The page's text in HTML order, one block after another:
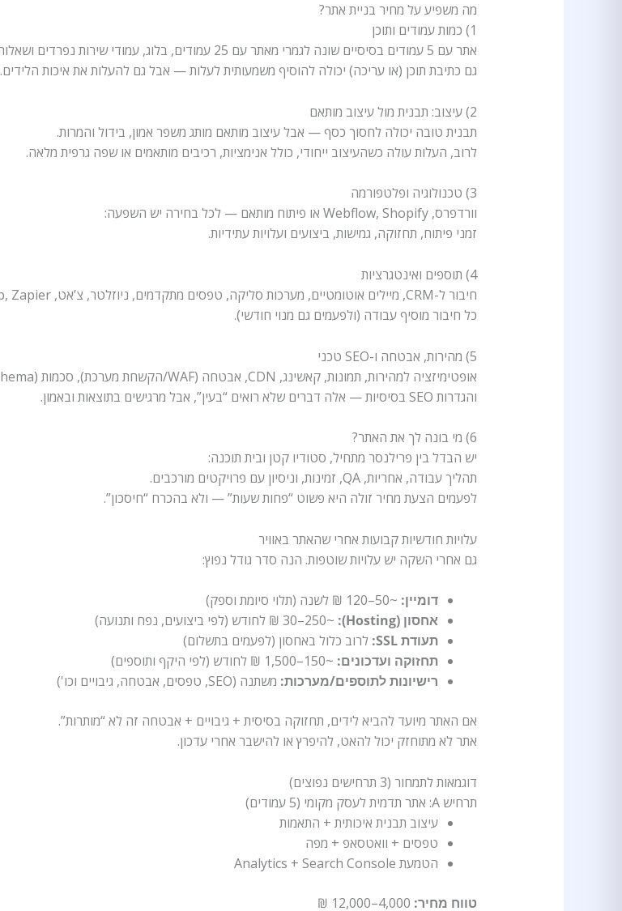
מה משפיע על מחיר בניית אתר?
1) כמות עמודים ותוכן
אתר עם 5 עמודים בסיסיים שונה לגמרי מאתר עם 25 עמודים, בלוג, עמודי שירות נפרדים ושאלות נפוצות.
גם כתיבת תוכן (או עריכה) יכולה להוסיף משמעותית לעלות — אבל גם להעלות את איכות הלידים.
2) עיצוב: תבנית מול עיצוב מותאם
תבנית טובה יכולה לחסוך כסף — אבל עיצוב מותאם מותג משפר אמון, בידול והמרות.
לרוב, העלות עולה כשהעיצוב ייחודי, כולל אנימציות, רכיבים מותאמים או שפה גרפית מלאה.
3) טכנולוגיה ופלטפורמה
וורדפרס, Webflow, Shopify או פיתוח מותאם — לכל בחירה יש השפעה:
זמני פיתוח, תחזוקה, גמישות, ביצועים ועלויות עתידיות.
4) תוספים ואינטגרציות
חיבור ל-CRM, מיילים אוטומטיים, מערכות סליקה, טפסים מתקדמים, ניוזלטר, צ’אט, WhatsApp, Zapier ועוד —
כל חיבור מוסיף עבודה (ולפעמים גם מנוי חודשי).
5) מהירות, אבטחה ו-SEO טכני
אופטימיזציה למהירות, תמונות, קאשינג, CDN, אבטחה (WAF/הקשחת מערכת), סכמות (Schema),
והגדרות SEO בסיסיות — אלה דברים שלא רואים “בעין”, אבל מרגישים בתוצאות ובאמון.
6) מי בונה לך את האתר?
יש הבדל בין פרילנסר מתחיל, סטודיו קטן ובית תוכנה:
תהליך עבודה, אחריות, QA, זמינות, וניסיון עם פרויקטים מורכבים.
לפעמים הצעת מחיר זולה היא פשוט “פחות שעות” — ולא בהכרח “חיסכון”.
עלויות חודשיות קבועות אחרי שהאתר באוויר
גם אחרי השקה יש עלויות שוטפות. הנה סדר גודל נפוץ:
דומיין: ~50–120 ₪ לשנה (תלוי סיומת וספק)
אחסון (Hosting):
~30–250 ₪ לחודש (לפי ביצועים, נפח ותנועה)
תעודת SSL:
לרוב כלול באחסון (לפעמים בתשלום)
תחזוקה ועדכונים: ~150–1,500 ₪ לחודש (לפי היקף ותוספים)
רישיונות לתוספים/מערכות: משתנה (SEO, טפסים, אבטחה, גיבויים וכו')
אם האתר מיועד להביא לידים, תחזוקה בסיסית + גיבויים + אבטחה זה לא “מותרות”.
אתר לא מתוחזק יכול להאט, להיפרץ או להישבר אחרי עדכון.
דוגמאות לתמחור (3 תרחישים נפוצים)
תרחיש A: אתר תדמית לעסק מקומי (5 עמודים)
עיצוב תבנית איכותית + התאמות
טפסים + וואטסאפ + מפה
הטמעת Analytics + Search Console
טווח מחיר: